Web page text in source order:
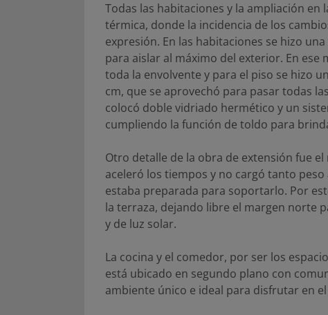
Todas las habitaciones y la ampliación
térmica, donde la incidencia de los
expresión. En las habitaciones se hizo
para aislar al máximo del exterior. En ese
toda la envolvente y para el piso se hizo
cm, que se aprovechó para pasar todas
colocó doble vidriado hermético y un
cumpliendo la función de toldo para
Otro detalle de la obra de extensión fue
aceleró los tiempos y no cargó tanto
estaba preparada para soportarlo. Por
la terraza, dejando libre el margen norte
y de luz solar.
La cocina y el comedor, por ser los
está ubicado en segundo plano con
ambiente único e ideal para disfrutar en